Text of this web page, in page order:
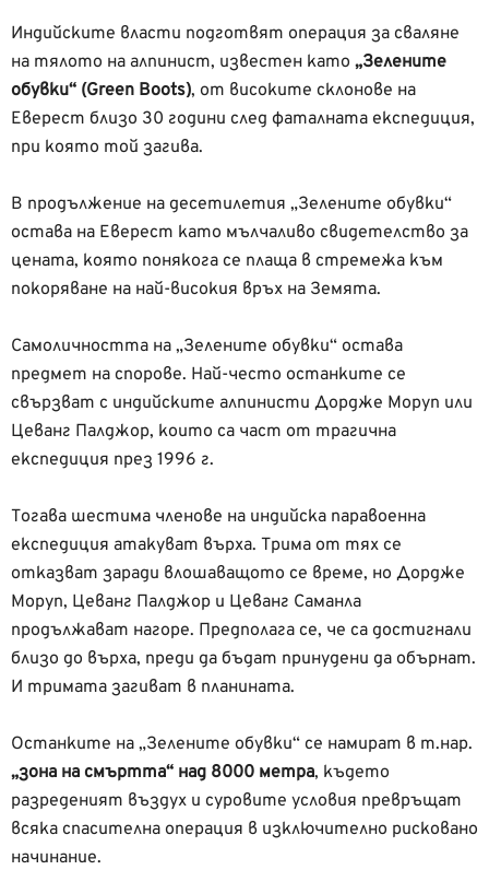
Индийските власти подготвят операция за сваляне
на тялото на алпинист, известен като „Зелените
обувки“ (Green Boots), от високите склонове на
Еверест близо 30 години след фаталната експедиция,
при която той загива.
В продължение на десетилетия „Зелените обувки“
остава на Еверест като мълчаливо свидетелство за
цената, която понякога се плаща в стремежа към
покоряване на най-високия връх на Земята.
Самоличността на „Зелените обувки“ остава
предмет на спорове. Най-често останките се
свързват с индийските алпинисти Дордже Моруп или
Цеванг Палджор, които са част от трагична
експедиция през 1996 г.
Тогава шестима членове на индийска паравоенна
експедиция атакуват върха. Трима от тях се
отказват заради влошаващото се време, но Дордже
Моруп, Цеванг Палджор и Цеванг Саманла
продължават нагоре. Предполага се, че са достигнали
близо до върха, преди да бъдат принудени да обърнат.
И тримата загиват в планината.
Останките на „Зелените обувки“ се намират в т.нар.
„зона на смъртта“ над 8000 метра, където
разреденият въздух и суровите условия превръщат
всяка спасителна операция в изключително рисковано
начинание.